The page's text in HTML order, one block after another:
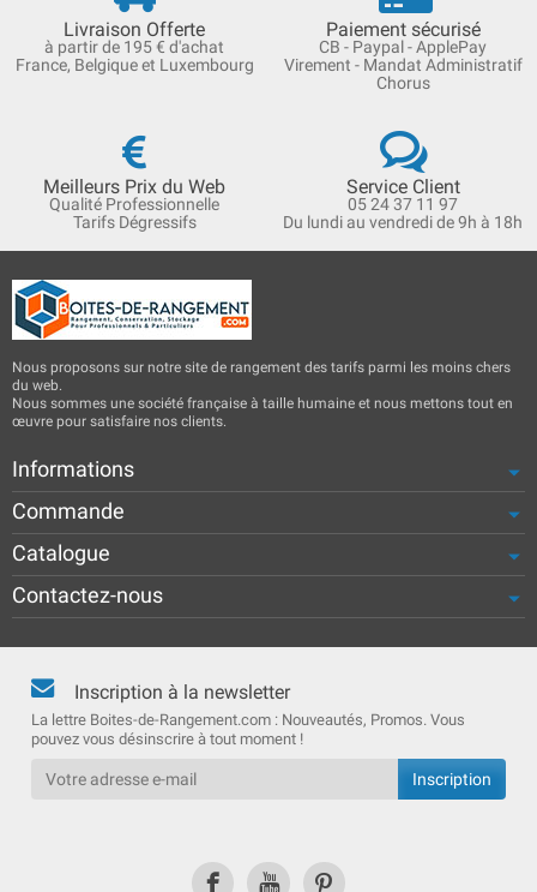
Livraison Offerte
à partir de 195 € d'achat
France, Belgique et Luxembourg
Paiement sécurisé
CB - Paypal - ApplePay
Virement - Mandat Administratif
Chorus
Meilleurs Prix du Web
Qualité Professionnelle
Tarifs Dégressifs
Service Client
05 24 37 11 97
Du lundi au vendredi de 9h à 18h
Nous proposons sur notre site de rangement des tarifs parmi les moins chers
du web.
Nous sommes une société française à taille humaine et nous mettons tout en
œuvre pour satisfaire nos clients.
Informations
Commande
Catalogue
Contactez-nous
Inscription à la newsletter
La lettre Boites-de-Rangement.com : Nouveautés, Promos. Vous
pouvez vous désinscrire à tout moment !